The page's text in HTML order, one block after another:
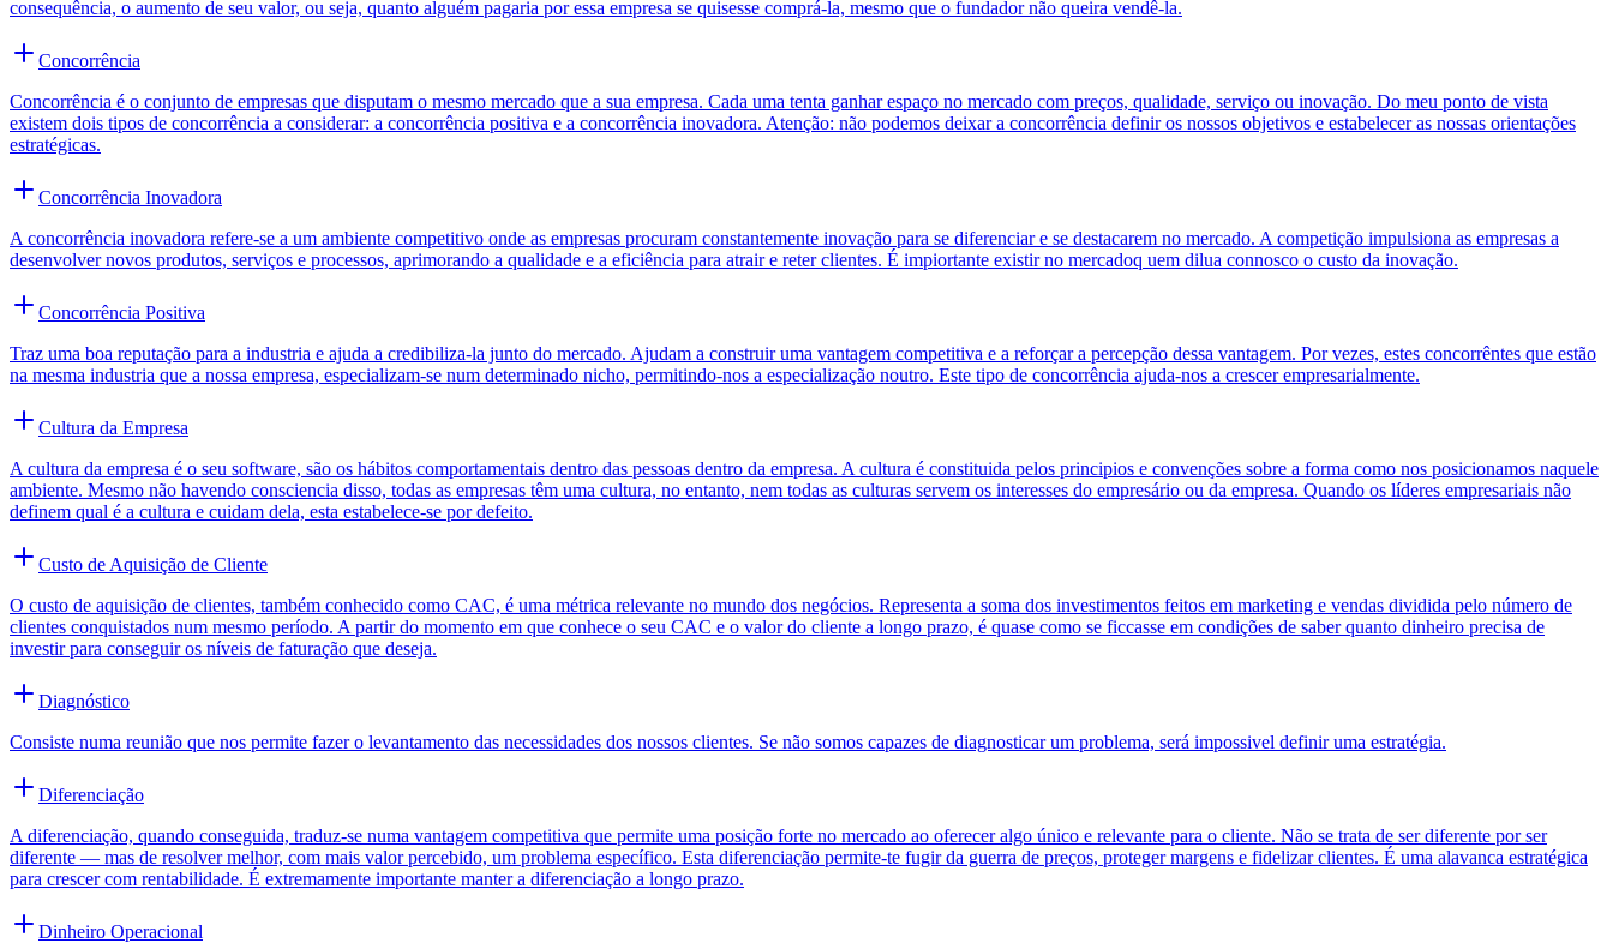
consequência, o aumento de seu valor, ou seja, quanto alguém pagaria por essa empresa se quisesse comprá-la, mesmo que o fundador não queira vendê-la.
Concorrência
Concorrência é o conjunto de empresas que disputam o mesmo mercado que a sua empresa. Cada uma tenta ganhar espaço no mercado com preços, qualidade, serviço ou inovação. Do meu ponto de vista
existem dois tipos de concorrência a considerar: a concorrência positiva e a concorrência inovadora. Atenção: não podemos deixar a concorrência definir os nossos objetivos e estabelecer as nossas orientações
estratégicas.
Concorrência Inovadora
A concorrência inovadora refere-se a um ambiente competitivo onde as empresas procuram constantemente inovação para se diferenciar e se destacarem no mercado. A competição impulsiona as empresas a
desenvolver novos produtos, serviços e processos, aprimorando a qualidade e a eficiência para atrair e reter clientes. É impiortante existir no mercadoq uem dilua connosco o custo da inovação.
Concorrência Positiva
Traz uma boa reputação para a industria e ajuda a credibiliza-la junto do mercado. Ajudam a construir uma vantagem competitiva e a reforçar a percepção dessa vantagem. Por vezes, estes concorrêntes que estão
na mesma industria que a nossa empresa, especializam-se num determinado nicho, permitindo-nos a especialização noutro. Este tipo de concorrência ajuda-nos a crescer empresarialmente.
Cultura da Empresa
A cultura da empresa é o seu software, são os hábitos comportamentais dentro das pessoas dentro da empresa. A cultura é constituida pelos principios e convenções sobre a forma como nos posicionamos naquele
ambiente. Mesmo não havendo consciencia disso, todas as empresas têm uma cultura, no entanto, nem todas as culturas servem os interesses do empresário ou da empresa. Quando os líderes empresariais não
definem qual é a cultura e cuidam dela, esta estabelece-se por defeito.
Custo de Aquisição de Cliente
O custo de aquisição de clientes, também conhecido como CAC, é uma métrica relevante no mundo dos negócios. Representa a soma dos investimentos feitos em marketing e vendas dividida pelo número de
clientes conquistados num mesmo período. A partir do momento em que conhece o seu CAC e o valor do cliente a longo prazo, é quase como se ficcasse em condições de saber quanto dinheiro precisa de
investir para conseguir os níveis de faturação que deseja.
Diagnóstico
Consiste numa reunião que nos permite fazer o levantamento das necessidades dos nossos clientes. Se não somos capazes de diagnosticar um problema, será impossivel definir uma estratégia.
Diferenciação
A diferenciação, quando conseguida, traduz-se numa vantagem competitiva que permite uma posição forte no mercado ao oferecer algo único e relevante para o cliente. Não se trata de ser diferente por ser
diferente — mas de resolver melhor, com mais valor percebido, um problema específico. Esta diferenciação permite-te fugir da guerra de preços, proteger margens e fidelizar clientes. É uma alavanca estratégica
para crescer com rentabilidade. É extremamente importante manter a diferenciação a longo prazo.
Dinheiro Operacional